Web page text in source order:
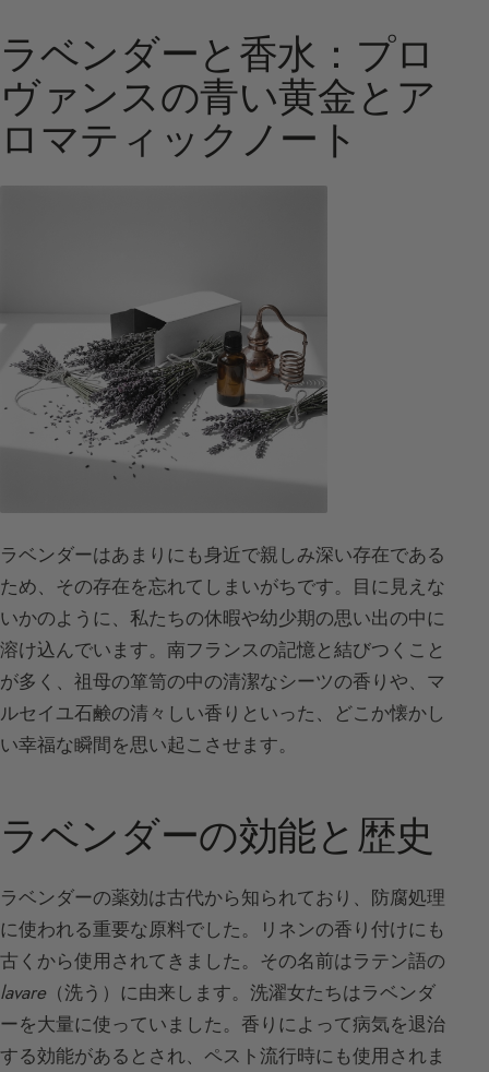
ラベンダーと香水：プロ
ヴァンスの青い黄金とア
ロマティックノート
ラベンダーはあまりにも身近で親しみ深い存在である
ため、その存在を忘れてしまいがちです。目に見えな
いかのように、私たちの休暇や幼少期の思い出の中に
溶け込んでいます。南フランスの記憶と結びつくこと
が多く、祖母の箪笥の中の清潔なシーツの香りや、マ
ルセイユ石鹸の清々しい香りといった、どこか懐かし
い幸福な瞬間を思い起こさせます。
ラベンダーの効能と歴史
ラベンダーの薬効は古代から知られており、防腐処理
に使われる重要な原料でした。リネンの香り付けにも
古くから使用されてきました。その名前はラテン語の
lavare（洗う）に由来します。洗濯女たちはラベンダ
ーを大量に使っていました。香りによって病気を退治
する効能があるとされ、ペスト流行時にも使用されま